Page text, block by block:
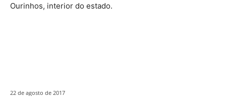
Ourinhos, interior do estado.
22 de agosto de 2017